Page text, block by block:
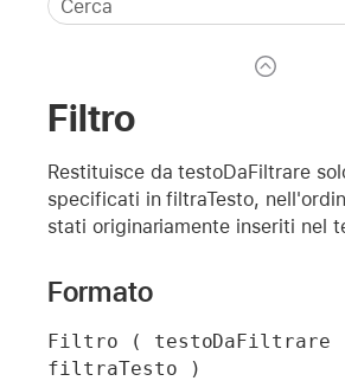
Filtro
Restituisce da testoDaFiltrare
specificati in filtraTesto,
stati originariamente inseriti nel
Formato
Filtro ( testoDaFiltrare
filtraTesto )